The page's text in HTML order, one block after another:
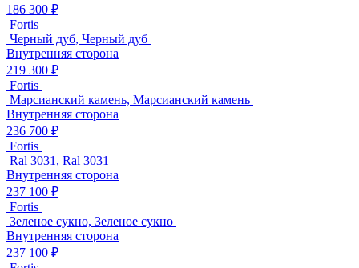
186 300 ₽
Fortis
Черный дуб, Черный дуб
Внутренняя сторона
219 300 ₽
Fortis
Марсианский камень, Марсианский камень
Внутренняя сторона
236 700 ₽
Fortis
Ral 3031, Ral 3031
Внутренняя сторона
237 100 ₽
Fortis
Зеленое сукно, Зеленое сукно
Внутренняя сторона
237 100 ₽